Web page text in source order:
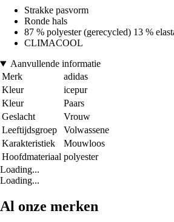
Strakke pasvorm
Ronde hals
87 % polyester (gerecycled) 13 %
CLIMACOOL
Aanvullende informatie
Merk
adidas
Kleur
icepur
Kleur
Paars
Geslacht
Vrouw
Leeftijdsgroep
Volwassene
Karakteristiek
Mouwloos
Hoofdmateriaal polyester
Loading...
Loading...
Al onze merken